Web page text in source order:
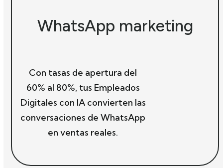
WhatsApp marketing
Con tasas de apertura del
60% al 80%, tus Empleados
Digitales con IA convierten las
conversaciones de WhatsApp
en ventas reales.